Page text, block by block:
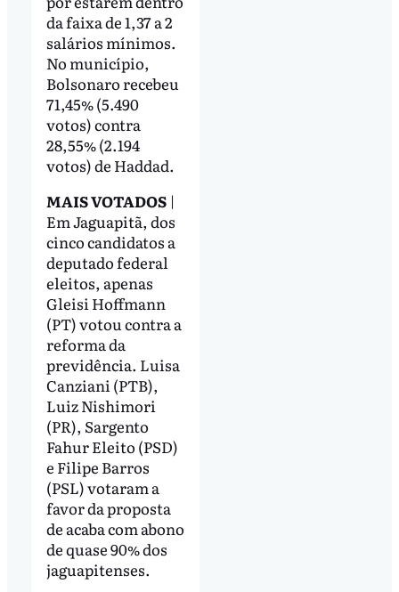
da faixa de 1,37 a 2
salários mínimos.
No município,
Bolsonaro recebeu
71,45% (5.490
votos) contra
28,55% (2.194
votos) de Haddad.
MAIS VOTADOS|
Em Jaguapitã, dos
cinco candidatos a
deputado federal
eleitos, apenas
Gleisi Hoffmann
(PT) votou contra a
reforma da
previdência. Luisa
Canziani (PTB),
Luiz Nishimori
(PR), Sargento
Fahur Eleito (PSD)
e Filipe Barros
(PSL) votaram a
favor da proposta
de acaba com abono
de quase 90% dos
jaguapitenses.